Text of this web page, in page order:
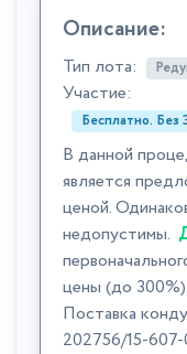
Описание:
Тип лота:
Участие:
Бесплатно. Без
В данной
является
ценой.
недопустимы.
цены (до 300%).
Поставка
202756/15-